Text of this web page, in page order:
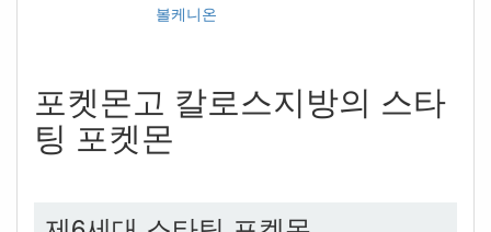
볼케니온
포켓몬고 칼로스지방의 스타
팅 포켓몬